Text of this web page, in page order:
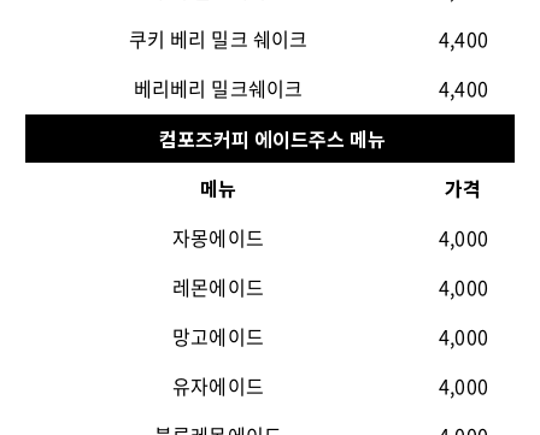
쿠키 베리 밀크 쉐이크
4,400
베리베리 밀크쉐이크
4,400
컴포즈커피 에이드주스 메뉴
메뉴
가격
자몽에이드
4,000
레몬에이드
4,000
망고에이드
4,000
유자에이드
4,000